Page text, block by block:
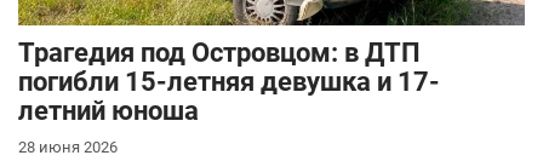
Трагедия под Островцом: в ДТП
погибли 15-летняя девушка и 17-
летний юноша
28 июня 2026